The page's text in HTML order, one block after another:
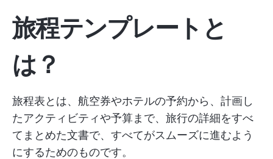
旅程テンプレートと
は？
旅程表とは、航空券やホテルの予約から、計画し
たアクティビティや予算まで、旅行の詳細をすべ
てまとめた文書で、すべてがスムーズに進むよう
にするためのものです。